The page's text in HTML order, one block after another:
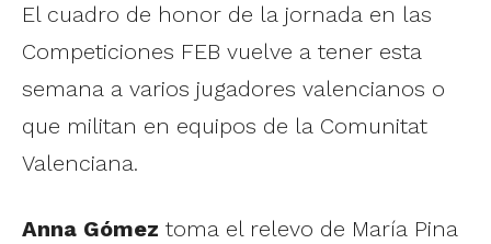
El cuadro de honor de la jornada en las
Competiciones FEB vuelve a tener esta
semana a varios jugadores valencianos o
que militan en equipos de la Comunitat
Valenciana.
Anna Gómez toma el relevo de María Pina